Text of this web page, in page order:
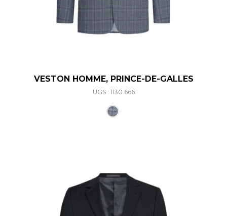
VESTON HOMME, PRINCE-DE-GALLES
UGS : 1130.666